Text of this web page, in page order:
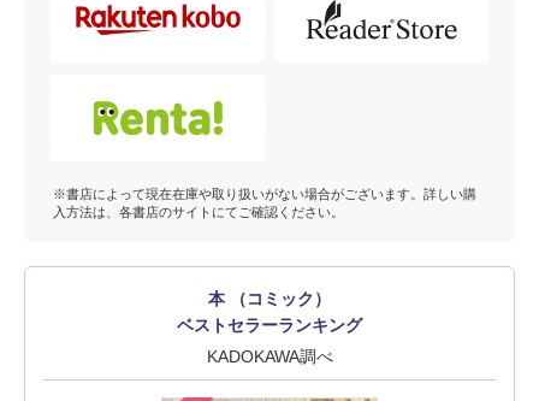
※書店によって現在在庫や取り扱いがない場合がございます。詳しい購
入方法は、各書店のサイトにてご確認ください。
本 （コミック）
ベストセラーランキング
KADOKAWA調べ